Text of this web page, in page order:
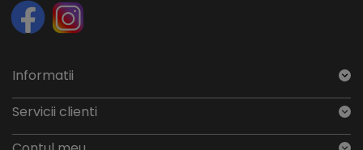
Informatii
Servicii clienti